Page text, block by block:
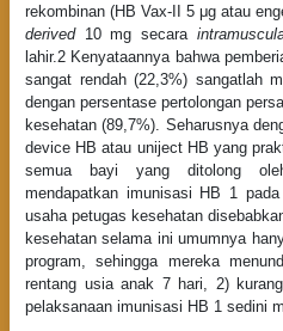
rekombinan (HB Vax-II 5 μg atau
derived 10 mg secara
lahir.2 Kenyataannya bahwa
sangat rendah (22,3%) sangatlah
dengan persentase pertolongan
kesehatan (89,7%). Seharusnya
device HB atau uniject HB yang
semua bayi yang ditolong
mendapatkan imunisasi HB 1
usaha petugas kesehatan
kesehatan selama ini umumnya
program, sehingga mereka
rentang usia anak 7 hari, 2)
pelaksanaan imunisasi HB 1 sedini